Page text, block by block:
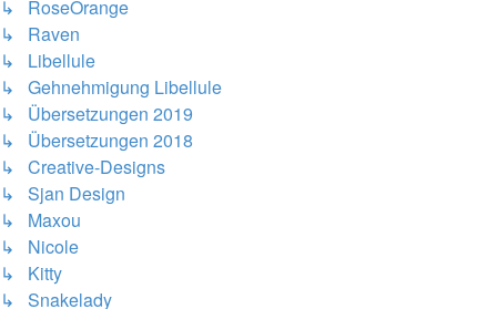
↳ RoseOrange
↳ Raven
↳ Libellule
↳ Gehnehmigung Libellule
↳ Übersetzungen 2019
↳ Übersetzungen 2018
↳ Creative-Designs
↳ Sjan Design
↳ Maxou
↳ Nicole
↳ Kitty
↳ Snakelady